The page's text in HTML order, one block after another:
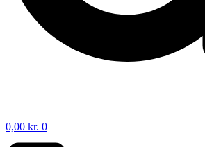
0,00 kr. 0